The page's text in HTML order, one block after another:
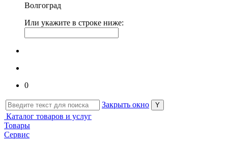
Волгоград
Или укажите в строке ниже:
0
Закрыть окно
Каталог товаров и услуг
Товары
Сервис